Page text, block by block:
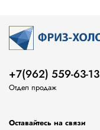
+7(962) 559-63-13
Отдел продаж
Оставайтесь на связи